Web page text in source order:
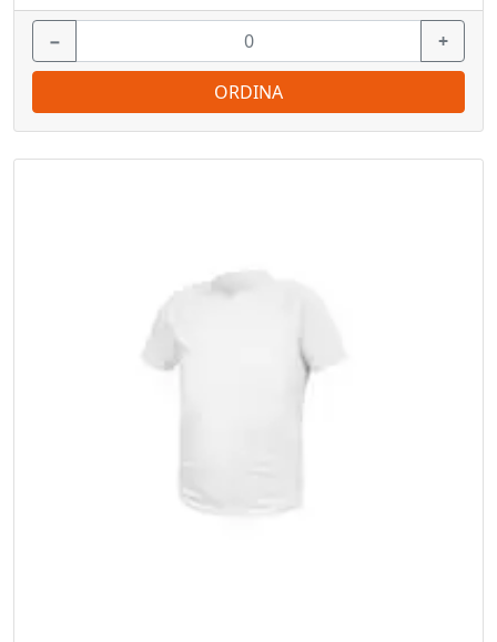
− +
ORDINA